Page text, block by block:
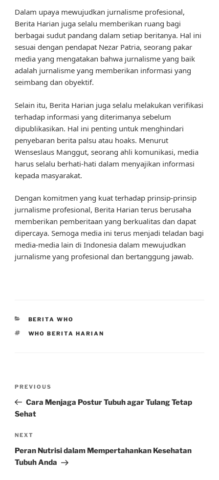
Dalam upaya mewujudkan jurnalisme profesional,
Berita Harian juga selalu memberikan ruang bagi
berbagai sudut pandang dalam setiap beritanya. Hal ini
sesuai dengan pendapat Nezar Patria, seorang pakar
media yang mengatakan bahwa jurnalisme yang baik
adalah jurnalisme yang memberikan informasi yang
seimbang dan obyektif.
Selain itu, Berita Harian juga selalu melakukan verifikasi
terhadap informasi yang diterimanya sebelum
dipublikasikan. Hal ini penting untuk menghindari
penyebaran berita palsu atau hoaks. Menurut
Wenseslaus Manggut, seorang ahli komunikasi, media
harus selalu berhati-hati dalam menyajikan informasi
kepada masyarakat.
Dengan komitmen yang kuat terhadap prinsip-prinsip
jurnalisme profesional, Berita Harian terus berusaha
memberikan pemberitaan yang berkualitas dan dapat
dipercaya. Semoga media ini terus menjadi teladan bagi
media-media lain di Indonesia dalam mewujudkan
jurnalisme yang profesional dan bertanggung jawab.
CATEGORIES
BERITA WHO
TAGS
WHO BERITA HARIAN
Previous
Post
PREVIOUS
Cara Menjaga Postur Tubuh agar Tulang Tetap
Sehat
Next
Post
NEXT
Peran Nutrisi dalam Mempertahankan Kesehatan
Tubuh Anda